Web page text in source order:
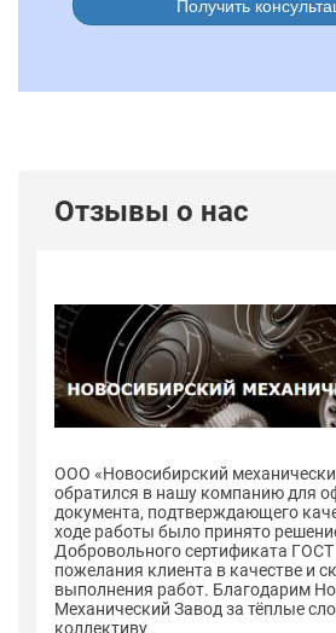
Получить
Отзывы о нас
ООО «Новосибирский
обратился в нашу компанию для
документа, подтверждающего
ходе работы было принято
Добровольного сертификата
пожелания клиента в качестве и
выполнения работ. Благодарим
Механический Завод за тёплые
коллективу